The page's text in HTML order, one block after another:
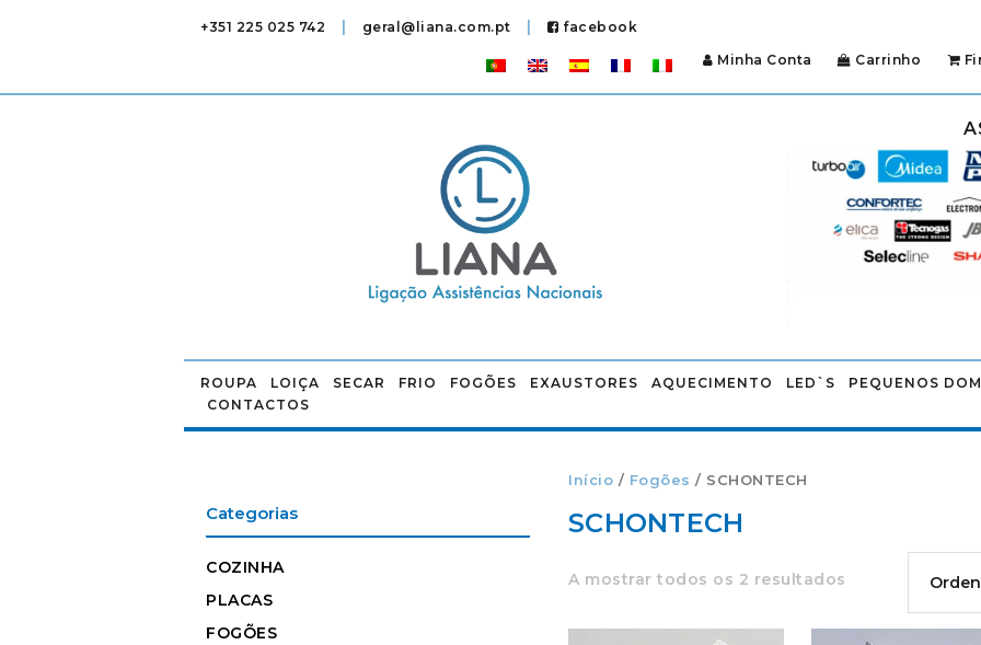
+351 225 025 742 | geral@liana.com.pt |
facebook
Minha Conta
Carrinho
ROUPA LOIÇA SECAR FRIO FOGÕES EXAUSTORES AQUECIMENTO LED`S
PEQUENOS
CONTACTOS
Início / Fogões / SCHONTECH
SCHONTECH
A mostrar todos os 2 resultados
Categorias
COZINHA
PLACAS
FOGÕES